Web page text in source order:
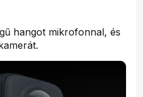
hangot mikrofonnal, és